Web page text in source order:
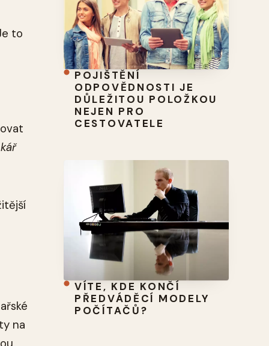
to
na
POJIŠTĚNÍ
ODPOVĚDNOSTI JE
DŮLEŽITOU POLOŽKOU
NEJEN PRO
CESTOVATELE
VÍTE, KDE KONČÍ
PŘEDVÁDĚCÍ MODELY
POČÍTAČŮ?